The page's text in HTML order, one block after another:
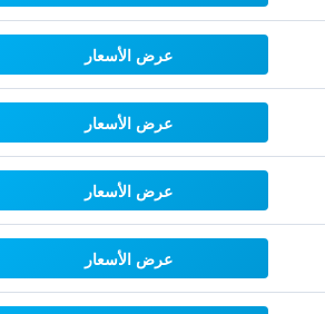
عرض الأسعار
عرض الأسعار
عرض الأسعار
عرض الأسعار